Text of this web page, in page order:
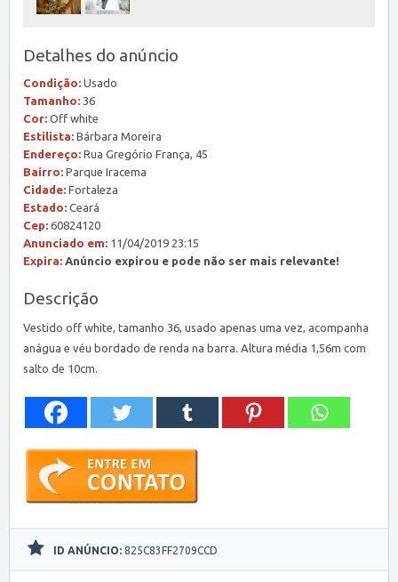
Detalhes do anúncio
Condição: Usado
Tamanho: 36
Cor: Off white
Estilista: Bárbara Moreira
Endereço: Rua Gregório França, 45
Bairro: Parque Iracema
Cidade: Fortaleza
Estado: Ceará
Cep: 60824120
Anunciado em: 11/04/2019 23:15
Expira: Anúncio expirou e pode não ser mais relevante!
Descrição
Vestido off white, tamanho 36, usado apenas uma vez, acompanha
anágua e véu bordado de renda na barra. Altura média 1,56m com
salto de 10cm.
ID ANÚNCIO: 825C83FF2709CCD